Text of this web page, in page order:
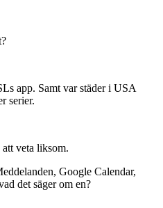
app. Samt var städer i USA
serier.
veta liksom.
Google Calendar,
det säger om en?